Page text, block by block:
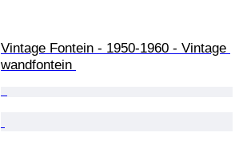
Vintage Fontein - 1950-1960 - Vintage
wandfontein